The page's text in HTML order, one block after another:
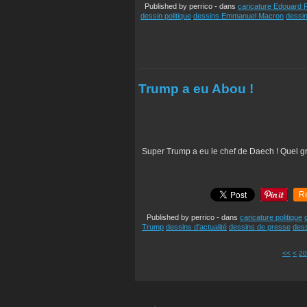
Published by perrico - dans caricature Edouard
dessin politique dessins Emmanuel Macron
Trump a eu Abou !
Super Trump a eu le chef de Daech ! Quel
Published by perrico - dans caricature politique
Trump dessins d'actualité dessins de presse
<< < 10
20